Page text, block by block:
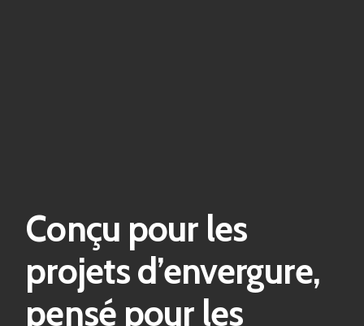
Conçu pour les
projets d’envergure,
pensé pour les